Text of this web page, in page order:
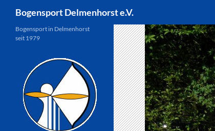
Inhalt
Bogensport Delmenhorst e.V.
Bogensport in Delmenhorst
seit 1979